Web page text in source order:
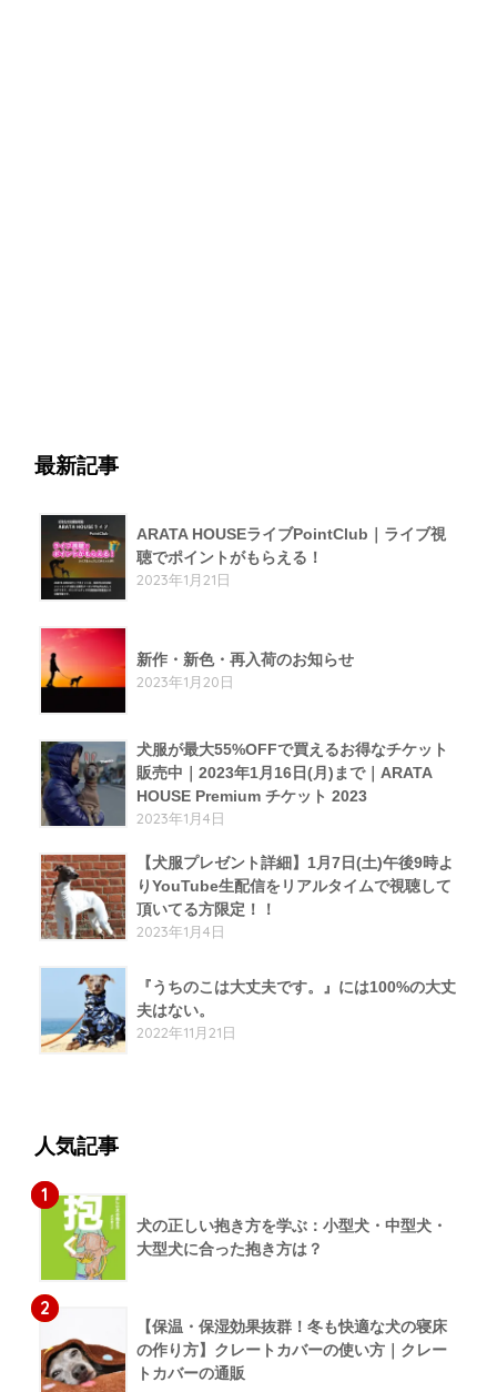
最新記事
ARATA HOUSEライブPointClub｜ライブ視
聴でポイントがもらえる！
2023年1月21日
新作・新色・再入荷のお知らせ
2023年1月20日
犬服が最大55%OFFで買えるお得なチケット
販売中｜2023年1月16日(月)まで｜ARATA
HOUSE Premium チケット 2023
2023年1月4日
【犬服プレゼント詳細】1月7日(土)午後9時よ
りYouTube生配信をリアルタイムで視聴して
頂いてる方限定！！
2023年1月4日
『うちのこは大丈夫です。』には100%の大丈
夫はない。
2022年11月21日
人気記事
1
犬の正しい抱き方を学ぶ：小型犬・中型犬・
大型犬に合った抱き方は？
2
【保温・保湿効果抜群！冬も快適な犬の寝床
の作り方】クレートカバーの使い方｜クレー
トカバーの通販